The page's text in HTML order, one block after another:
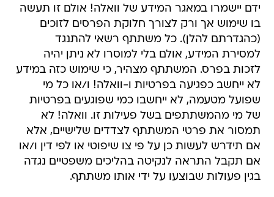
ידם יישמרו במאגר המידע של וואלה! אולם זו תעשה
בו שימוש אך ורק לצורך חלוקת הפרסים לזוכים
(כהגדרתם להלן). כל משתתף רשאי להתנגד
למסירת המידע, אולם בלי למוסרו לא ניתן יהיה
לזכות בפרס. המשתתף מצהיר, כי שימוש כזה במידע
לא ייחשב כפגיעה בפרטיות ו-וואלה! ו/או כל מי
שפועל מטעמה, לא ייחשבו כמי שפוגעים בפרטיות
של מי מהמשתתפים בשל פעילות זו. וואלה! לא
תמסור את פרטי המשתתף לצדדים שלישיים, אלא
אם תידרש לעשות כן על פי צו שיפוטי או לפי דין ו/או
אם תקבל התראה לנקיטה בהליכים משפטיים נגדה
בגין פעולות שבוצעו על ידי אותו משתתף.